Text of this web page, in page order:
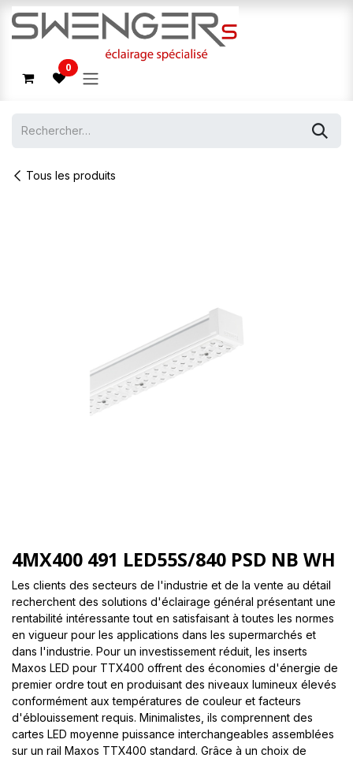
Se rendre au contenu
0
Tous les produits
4MX400 491 LED55S/840 PSD NB WH
Les clients des secteurs de l'industrie et de la vente au détail
recherchent des solutions d'éclairage général présentant une
rentabilité intéressante tout en satisfaisant à toutes les normes
en vigueur pour les applications dans les supermarchés et
dans l'industrie. Pour un investissement réduit, les inserts
Maxos LED pour TTX400 offrent des économies d'énergie de
premier ordre tout en produisant des niveaux lumineux élevés
conformément aux températures de couleur et facteurs
d'éblouissement requis. Minimalistes, ils comprennent des
cartes LED moyenne puissance interchangeables assemblées
sur un rail Maxos TTX400 standard. Grâce à un choix de